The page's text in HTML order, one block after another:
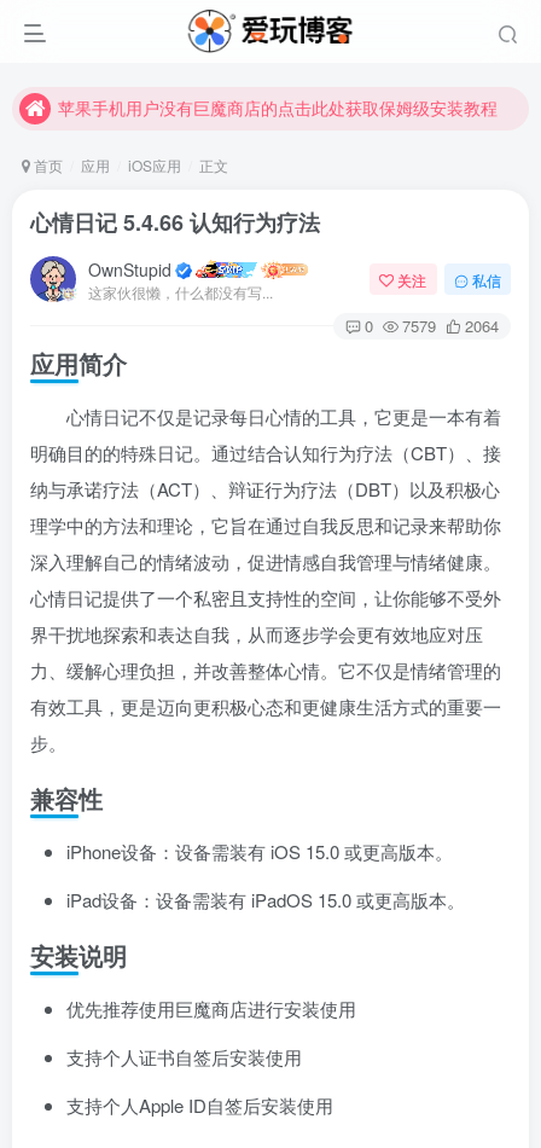
苹果手机用户没有巨魔商店的点击此处获取保姆级安装教程
苹果手机用户没有巨魔商店的点击此处获取保姆级安装教程
首页 应用 iOS应用 正文
心情日记 5.4.66 认知行为疗法
OwnStupid
这家伙很懒，什么都没有写...
关注 私信
0 7579 2064
应用简介
心情日记不仅是记录每日心情的工具，它更是一本有着
明确目的的特殊日记。通过结合认知行为疗法（CBT）、接
纳与承诺疗法（ACT）、辩证行为疗法（DBT）以及积极心
理学中的方法和理论，它旨在通过自我反思和记录来帮助你
深入理解自己的情绪波动，促进情感自我管理与情绪健康。
心情日记提供了一个私密且支持性的空间，让你能够不受外
界干扰地探索和表达自我，从而逐步学会更有效地应对压
力、缓解心理负担，并改善整体心情。它不仅是情绪管理的
有效工具，更是迈向更积极心态和更健康生活方式的重要一
步。
兼容性
iPhone设备：设备需装有 iOS 15.0 或更高版本。
iPad设备：设备需装有 iPadOS 15.0 或更高版本。
安装说明
优先推荐使用巨魔商店进行安装使用
支持个人证书自签后安装使用
支持个人Apple ID自签后安装使用
扫码登录
关注公众号后发送 “验证码” 获取验证码
扫码登录即表示同意 隐私声明